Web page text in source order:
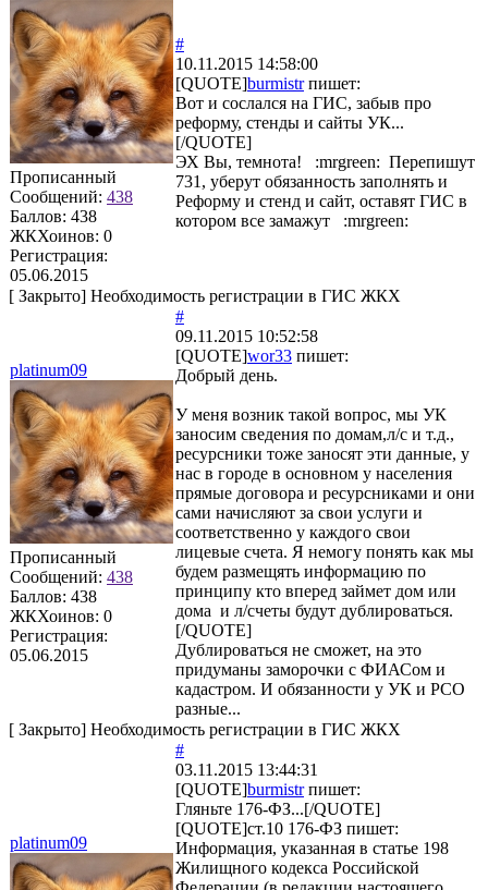
Прописанный
Сообщений: 438
Баллов: 438
ЖКХоинов: 0
Регистрация:
05.06.2015
#
10.11.2015 14:58:00
[QUOTE]burmistrпишет:
Вот и сослался на ГИС, забыв про
реформу, стенды и сайты УК...
[/QUOTE]
ЭХ Вы, темнота! :mrgreen: Перепишут
731, уберут обязанность заполнять и
Реформу и стенд и сайт, оставят ГИС в
котором все замажут :mrgreen:
[ Закрыто] Необходимость регистрации в ГИС ЖКХ
platinum09
Прописанный
Сообщений: 438
Баллов: 438
ЖКХоинов: 0
Регистрация:
05.06.2015
#
09.11.2015 10:52:58
[QUOTE]wor33 пишет:
Добрый день.
У меня возник такой вопрос, мы УК
заносим сведения по домам,л/с и т.д.,
ресурсники тоже заносят эти данные, у
нас в городе в основном у населения
прямые договора и ресурсниками и они
сами начисляют за свои услуги и
соответственно у каждого свои
лицевые счета. Я немогу понять как мы
будем размещять информацию по
принципу кто вперед займет дом или
дома и л/счеты будут дублироваться.
[/QUOTE]
Дублироваться не сможет, на это
придуманы заморочки с ФИАСом и
кадастром. И обязанности у УК и РСО
разные...
[ Закрыто] Необходимость регистрации в ГИС ЖКХ
platinum09
#
03.11.2015 13:44:31
[QUOTE]burmistrпишет:
Гляньте 176-ФЗ...[/QUOTE]
[QUOTE]ст.10 176-ФЗ пишет:
Информация, указанная в статье 198
Жилищного кодекса Российской